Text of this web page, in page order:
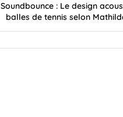
Soundbounce : Le design
balles de tennis selon